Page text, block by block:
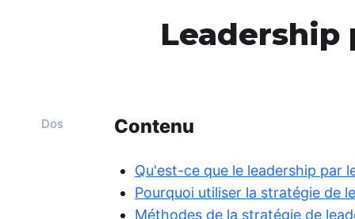
Leadership
Dos Contenu
Qu'est-ce que le leadership par
Pourquoi utiliser la stratégie de
Méthodes de la stratégie de